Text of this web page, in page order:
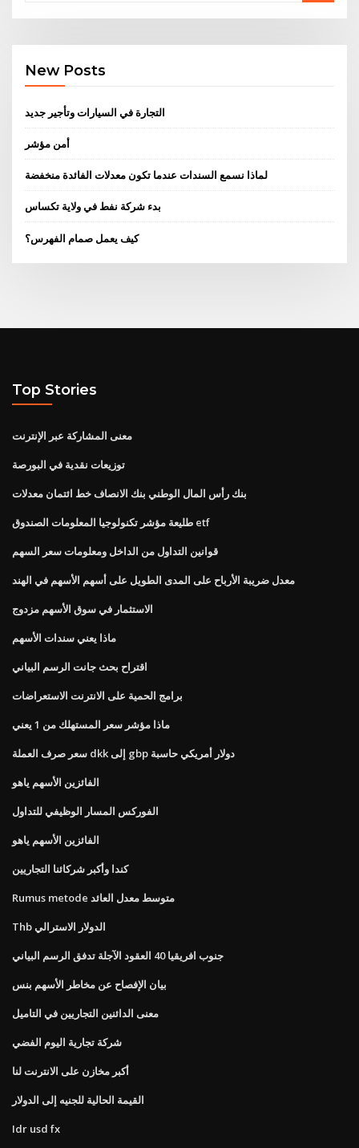
New Posts
التجارة في السيارات وتأجير جديد
أمن مؤشر
لماذا نسمع السندات عندما تكون معدلات الفائدة منخفضة
بدء شركة نفط في ولاية تكساس
كيف يعمل صمام الفهرس؟
Top Stories
معنى المشاركة عبر الإنترنت
توزيعات نقدية في البورصة
بنك رأس المال الوطني بنك الانصاف خط ائتمان معدلات
طليعة مؤشر تكنولوجيا المعلومات الصندوق etf
قوانين التداول من الداخل ومعلومات سعر السهم
معدل ضريبة الأرباح على المدى الطويل على أسهم الأسهم في الهند
الاستثمار في سوق الأسهم مزدوج
ماذا يعني سندات الأسهم
اقتراح بحث جانت الرسم البياني
برامج الحمية على الانترنت الاستعراضات
ماذا مؤشر سعر المستهلك من 1 يعني
سعر صرف العملة dkk إلى gbp دولار أمريكي حاسبة
الفائزين الأسهم ياهو
الفوركس المسار الوظيفي للتداول
الفائزين الأسهم ياهو
كندا وأكبر شركائنا التجاريين
Rumus metode متوسط ​​معدل العائد
Thb الدولار الاسترالي
جنوب افريقيا 40 العقود الآجلة تدفق الرسم البياني
بيان الإفصاح عن مخاطر الأسهم بنس
معنى الدائنين التجاريين في التاميل
شركة تجارية اليوم الفضي
أكبر مخازن على الانترنت لنا
القيمة الحالية للجنيه إلى الدولار
Idr usd fx